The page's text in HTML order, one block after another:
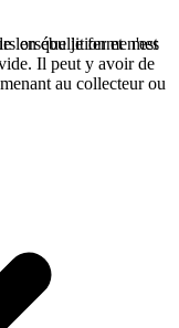
en ébullition et n'est
Il peut y avoir de
au collecteur ou
lorsque je ferme mes